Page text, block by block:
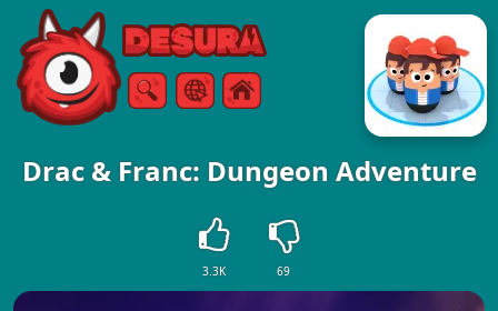
Free Online Games
CăutareMeniul
Drac & Franc: Dungeon Adventure
3.3K 69